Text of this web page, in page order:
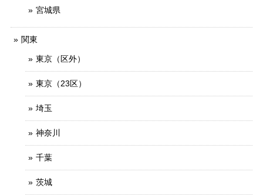
宮城県
関東
東京（区外）
東京（23区）
埼玉
神奈川
千葉
茨城